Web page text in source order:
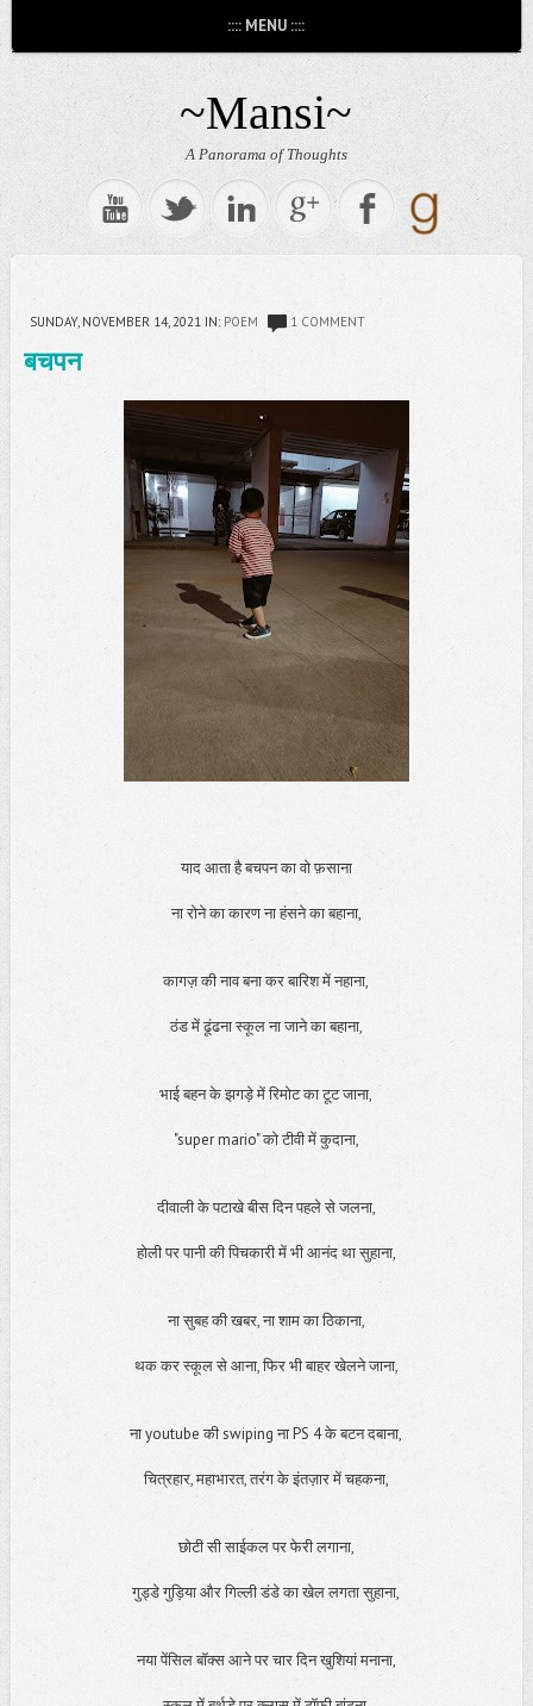
:::: MENU ::::
~Mansi~
A Panorama of Thoughts
SUNDAY, NOVEMBER 14, 2021 IN: POEM 1 COMMENT
बचपन
याद आता है बचपन का वो फ़साना
ना रोने का कारण ना हंसने का बहाना,
कागज़ की नाव बना कर बारिश में नहाना,
ठंड में ढूंढना स्कूल ना जाने का बहाना,
भाई बहन के झगड़े में रिमोट का टूट जाना,
"super mario" को टीवी में कुदाना,
दीवाली के पटाखे बीस दिन पहले से जलना,
होली पर पानी की पिचकारी में भी आनंद था सुहाना,
ना सुबह की खबर, ना शाम का ठिकाना,
थक कर स्कूल से आना, फिर भी बाहर खेलने जाना,
ना youtube की swiping ना PS 4 के बटन दबाना,
चित्रहार, महाभारत, तरंग के इंतज़ार में चहकना,
छोटी सी साईकल पर फेरी लगाना,
गुड्डे गुड़िया और गिल्ली डंडे का खेल लगता सुहाना,
नया पेंसिल बॉक्स आने पर चार दिन खुशियां मनाना,